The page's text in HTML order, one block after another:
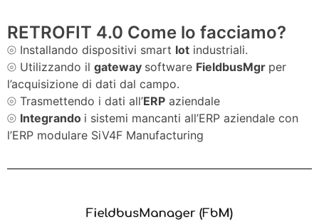
RETROFIT 4.0 Come lo facciamo?
⦾ Installando dispositivi smart Iot industriali.
⦾ Utilizzando il gateway software FieldbusMgr per
l’acquisizione di dati dal campo.
⦾ Trasmettendo i dati all’ERP aziendale
⦾ Integrando i sistemi mancanti all’ERP aziendale con
l’ERP modulare SiV4F Manufacturing